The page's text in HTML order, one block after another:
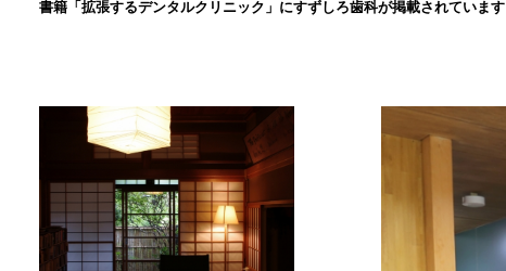
書籍「拡張するデンタルクリニック」にすずしろ歯科が掲載されています